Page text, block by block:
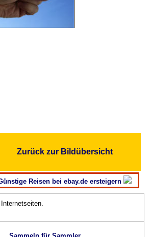
Zurück zur Bildübersicht
Reisen bei ebay.de ersteigern